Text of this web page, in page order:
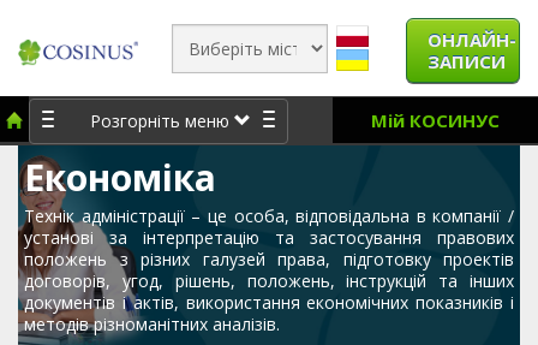
ОНЛАЙН-
ЗАПИСИ
Розгорніть меню Мій КОСИНУС
Економіка
Технік адміністрації – це особа, відповідальна в компанії /
установі за інтерпретацію та застосування правових
положень з різних галузей права, підготовку проектів
договорів, угод, рішень, положень, інструкцій та інших
документів і актів, використання економічних показників і
методів різноманітних аналізів.